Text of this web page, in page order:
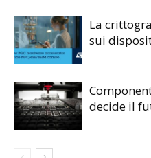
La
sui
decide il